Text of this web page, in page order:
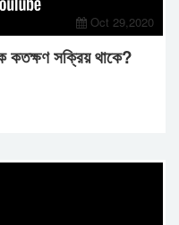
Oct 29,2020
কতক্ষণ সক্রিয় থাকে?